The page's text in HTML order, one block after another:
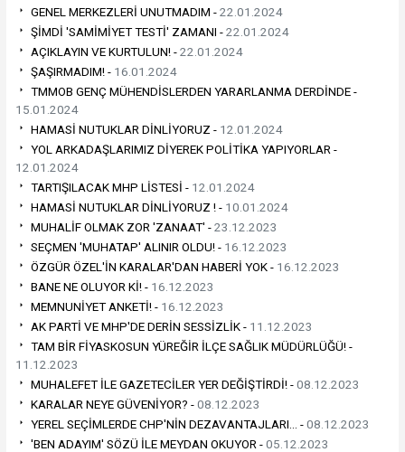
GENEL MERKEZLERİ UNUTMADIM -22.01.2024
ŞİMDİ 'SAMİMİYET TESTİ' ZAMANI -22.01.2024
AÇIKLAYIN VE KURTULUN! -22.01.2024
ŞAŞIRMADIM! - 16.01.2024
TMMOB GENÇ MÜHENDİSLERDEN YARARLANMA DERDİNDE -
15.01.2024
HAMASİ NUTUKLAR DİNLİYORUZ - 12.01.2024
YOL ARKADAŞLARIMIZ DİYEREK POLİTİKA YAPIYORLAR -
12.01.2024
TARTIŞILACAK MHP LİSTESİ - 12.01.2024
HAMASİ NUTUKLAR DİNLİYORUZ ! - 10.01.2024
MUHALİF OLMAK ZOR 'ZANAAT' -23.12.2023
SEÇMEN 'MUHATAP' ALINIR OLDU! - 16.12.2023
ÖZGÜR ÖZEL'İN KARALAR'DAN HABERİ YOK - 16.12.2023
BANE NE OLUYOR Kİ! - 16.12.2023
MEMNUNİYET ANKETİ! - 16.12.2023
AK PARTİ VE MHP'DE DERİN SESSİZLİK - 11.12.2023
TAM BİR FİYASKOSUN YÜREĞİR İLÇE SAĞLIK MÜDÜRLÜĞÜ! -
11.12.2023
MUHALEFET İLE GAZETECİLER YER DEĞİŞTİRDİ! -08.12.2023
KARALAR NEYE GÜVENİYOR? -08.12.2023
YEREL SEÇİMLERDE CHP'NİN DEZAVANTAJLARI… -08.12.2023
'BEN ADAYIM' SÖZÜ İLE MEYDAN OKUYOR -05.12.2023